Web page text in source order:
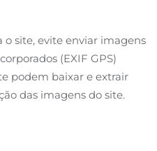
o site, evite enviar imagens
(EXIF GPS)
podem baixar e extrair
das imagens do site.